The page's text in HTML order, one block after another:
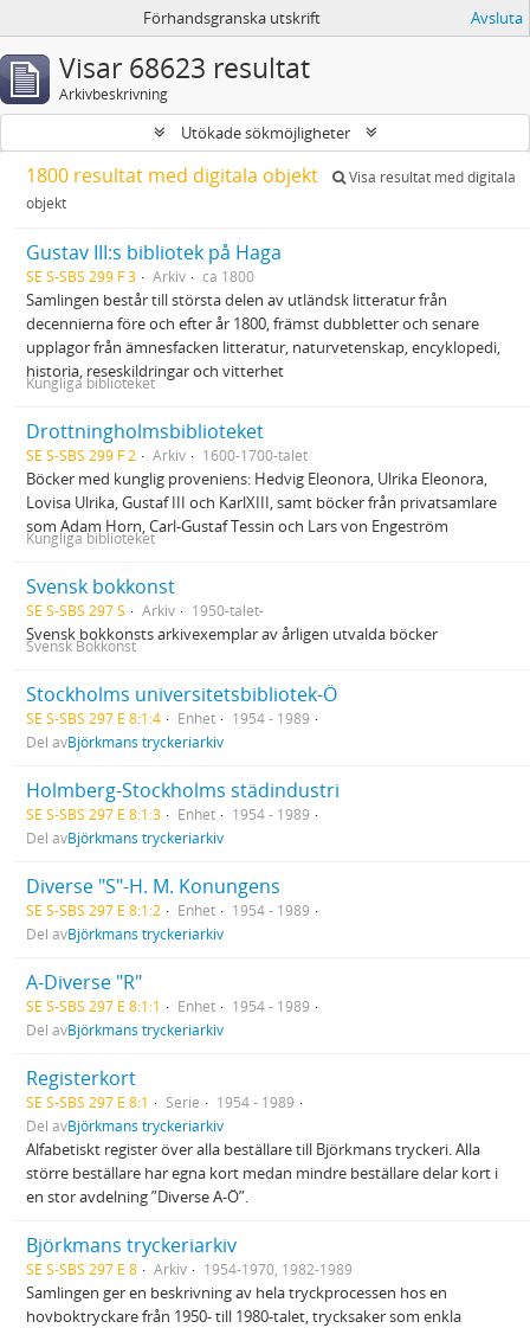
Förhandsgranska utskrift Avsluta
Visar 68623 resultat
Arkivbeskrivning
Utökade sökmöjligheter
1800 resultat med digitala objekt
Visa resultat med digitala
objekt
Gustav III:s bibliotek på Haga
SE S-SBS 299 F 3 Arkiv ca 1800
Samlingen består till största delen av utländsk litteratur från
decennierna före och efter år 1800, främst dubbletter och senare
upplagor från ämnesfacken litteratur, naturvetenskap, encyklopedi,
historia, reseskildringar och vitterhet
Kungliga biblioteket
Drottningholmsbiblioteket
SE S-SBS 299 F 2 Arkiv 1600-1700-talet
Böcker med kunglig proveniens: Hedvig Eleonora, Ulrika Eleonora,
Lovisa Ulrika, Gustaf III och KarlXIII, samt böcker från privatsamlare
som Adam Horn, Carl-Gustaf Tessin och Lars von Engeström
Kungliga biblioteket
Svensk bokkonst
SE S-SBS 297 S Arkiv 1950-talet-
Svensk bokkonsts arkivexemplar av årligen utvalda böcker
Svensk Bokkonst
Stockholms universitetsbibliotek-Ö
SE S-SBS 297 E 8:1:4 Enhet
1954 - 1989
Del avBjörkmans tryckeriarkiv
Holmberg-Stockholms städindustri
SE S-SBS 297 E 8:1:3 Enhet
1954 - 1989
Del avBjörkmans tryckeriarkiv
Diverse "S"-H. M. Konungens
SE S-SBS 297 E 8:1:2 Enhet
1954 - 1989
Del avBjörkmans tryckeriarkiv
A-Diverse "R"
SE S-SBS 297 E 8:1:1 Enhet
1954 - 1989
Del avBjörkmans tryckeriarkiv
Registerkort
SE S-SBS 297 E 8:1 Serie
1954 - 1989
Del avBjörkmans tryckeriarkiv
Alfabetiskt register över alla beställare till Björkmans tryckeri. Alla
större beställare har egna kort medan mindre beställare delar kort i
en stor avdelning ”Diverse A-Ö”.
Björkmans tryckeriarkiv
SE S-SBS 297 E 8 Arkiv 1954-1970, 1982-1989
Samlingen ger en beskrivning av hela tryckprocessen hos en
hovboktryckare från 1950- till 1980-talet, trycksaker som enkla